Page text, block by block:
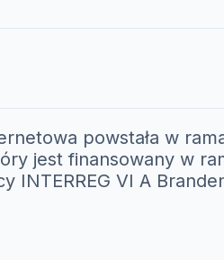
powstała w
jest finansowany w
INTERREG VI A